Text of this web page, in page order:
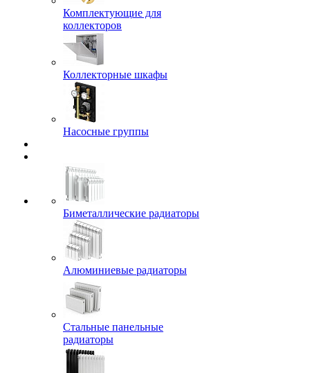
Комплектующие для
коллекторов
Коллекторные шкафы
Насосные группы
Биметаллические радиаторы
Алюминиевые радиаторы
Стальные панельные
радиаторы